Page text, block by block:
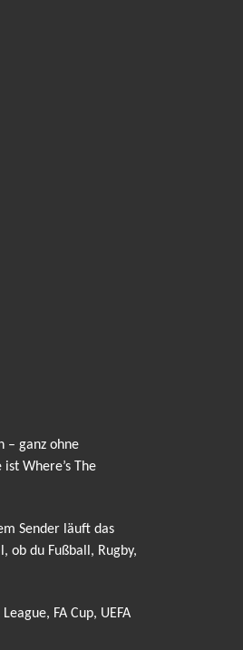
– ganz ohne
Where’s The
Sender läuft das
ob du Fußball, Rugby,
FA Cup, UEFA